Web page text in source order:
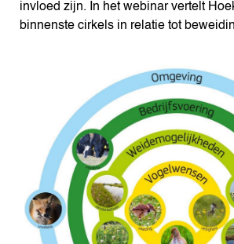
invloed zijn. In het webinar vertelt
binnenste cirkels in relatie tot